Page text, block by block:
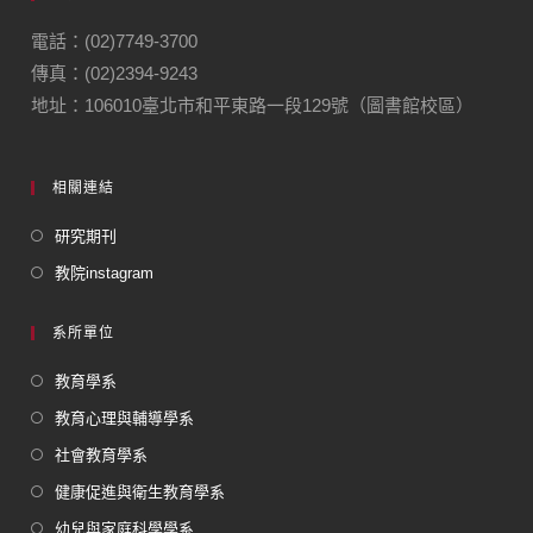
電話：(02)7749-3700
傳真：(02)2394-9243
地址：106010臺北市和平東路一段129號（圖書館校區）
相關連結
研究期刊
教院instagram
系所單位
教育學系
教育心理與輔導學系
社會教育學系
健康促進與衛生教育學系
幼兒與家庭科學學系